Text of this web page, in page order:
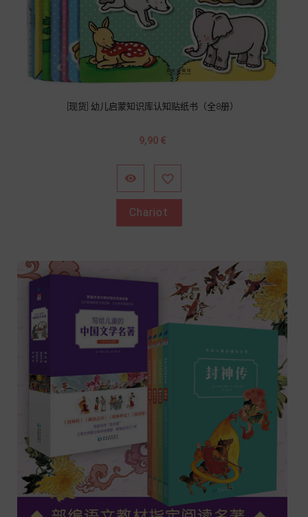
[现货] 幼儿启蒙知识库认知贴纸书（全8册）
Prix
9,90 €
 
Chariot